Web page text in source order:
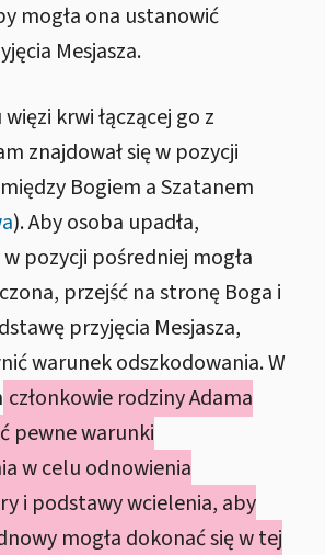
mogła ona ustanowić
Mesjasza.
krwi łączącej go z
znajdował się w pozycji
Bogiem a Szatanem
). Aby osoba upadła,
pozycji pośredniej mogła
przejść na stronę Boga i
przyjęcia Mesjasza,
warunek odszkodowania. W
członkowie rodziny Adama
pewne warunki
w celu odnowienia
i podstawy wcielenia, aby
mogła dokonać się w tej